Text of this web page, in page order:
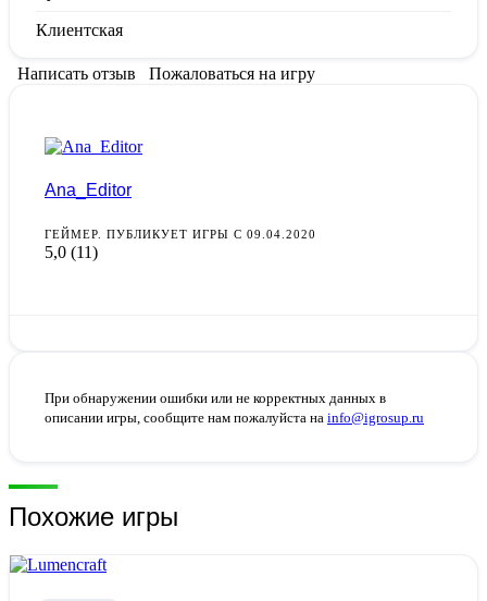
Клиентская
Написать отзыв Пожаловаться на игру
Ana_Editor
ГЕЙМЕР. ПУБЛИКУЕТ ИГРЫ С 09.04.2020
5,0 (11)
При обнаружении ошибки или не корректных данных в
описании игры, сообщите нам пожалуйста на info@igrosup.ru
Похожие игры